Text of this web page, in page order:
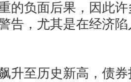
的负面后果，因此
告，尤其是在经济
至历史新高，债券